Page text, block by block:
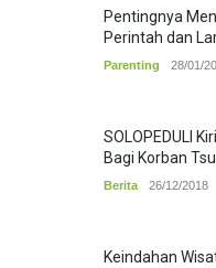
Pentingnya
Perintah dan
Parenting 28/01/
SOLOPEDULI
Bagi Korban
Berita 26/12/2018
Keindahan